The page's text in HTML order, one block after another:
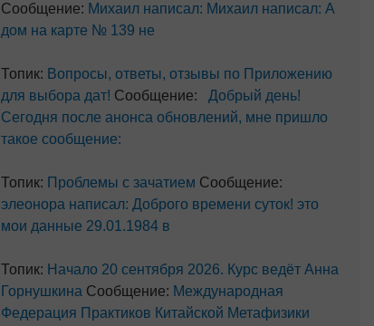
Сообщение: Михаил написал: Михаил написал: А
дом на карте № 139 не
Топик: Вопросы, ответы, отзывы по Приложению
для выбора дат! Сообщение:
Добрый день!
Сегодня после анонса обновлений, мне пришло
такое сообщение:
Топик: Проблемы с зачатием Сообщение:
элеонора написал: Доброго времени суток! это
мои данные 29.01.1984 в
Топик: Начало 20 сентября 2026. Курс ведёт Анна
Горнушкина Сообщение: Международная
Федерация Практиков Китайской Метафизики